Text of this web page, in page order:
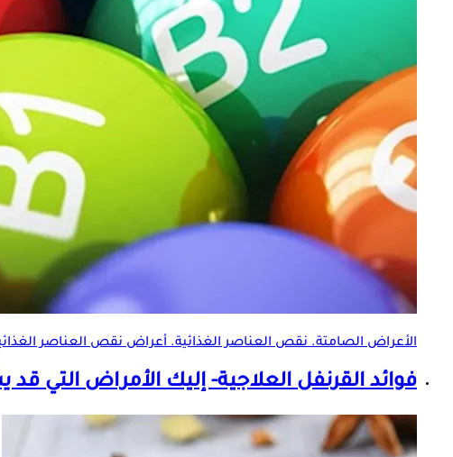
الأعراض الصامتة. نقصالعناصر الغذائية. أعراض نقصالعناصر
فوائد القرنفل العلاجية- إليك الأمراض التي